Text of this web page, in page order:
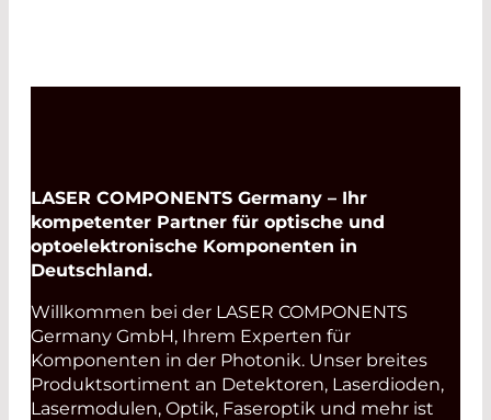
LASER COMPONENTS Germany – Ihr
kompetenter Partner für optische und
optoelektronische Komponenten in
Deutschland.
Willkommen bei der LASER COMPONENTS
Germany GmbH, Ihrem Experten für
Komponenten in der Photonik. Unser breites
Produktsortiment an Detektoren, Laserdioden,
Lasermodulen, Optik, Faseroptik und mehr ist